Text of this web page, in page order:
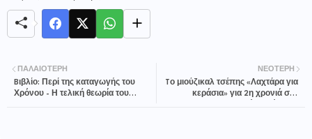
ΝΕΌΤΕΡΗ
Tο μιούζικαλ τσέπης «Λαχτάρα για
κεράσια» για 2η χρονιά στο
ΠΑΛΑΙΌΤΕΡΗ
Bιβλίο: Περί της καταγωγής του
Χρόνου - Η τελική θεωρία του